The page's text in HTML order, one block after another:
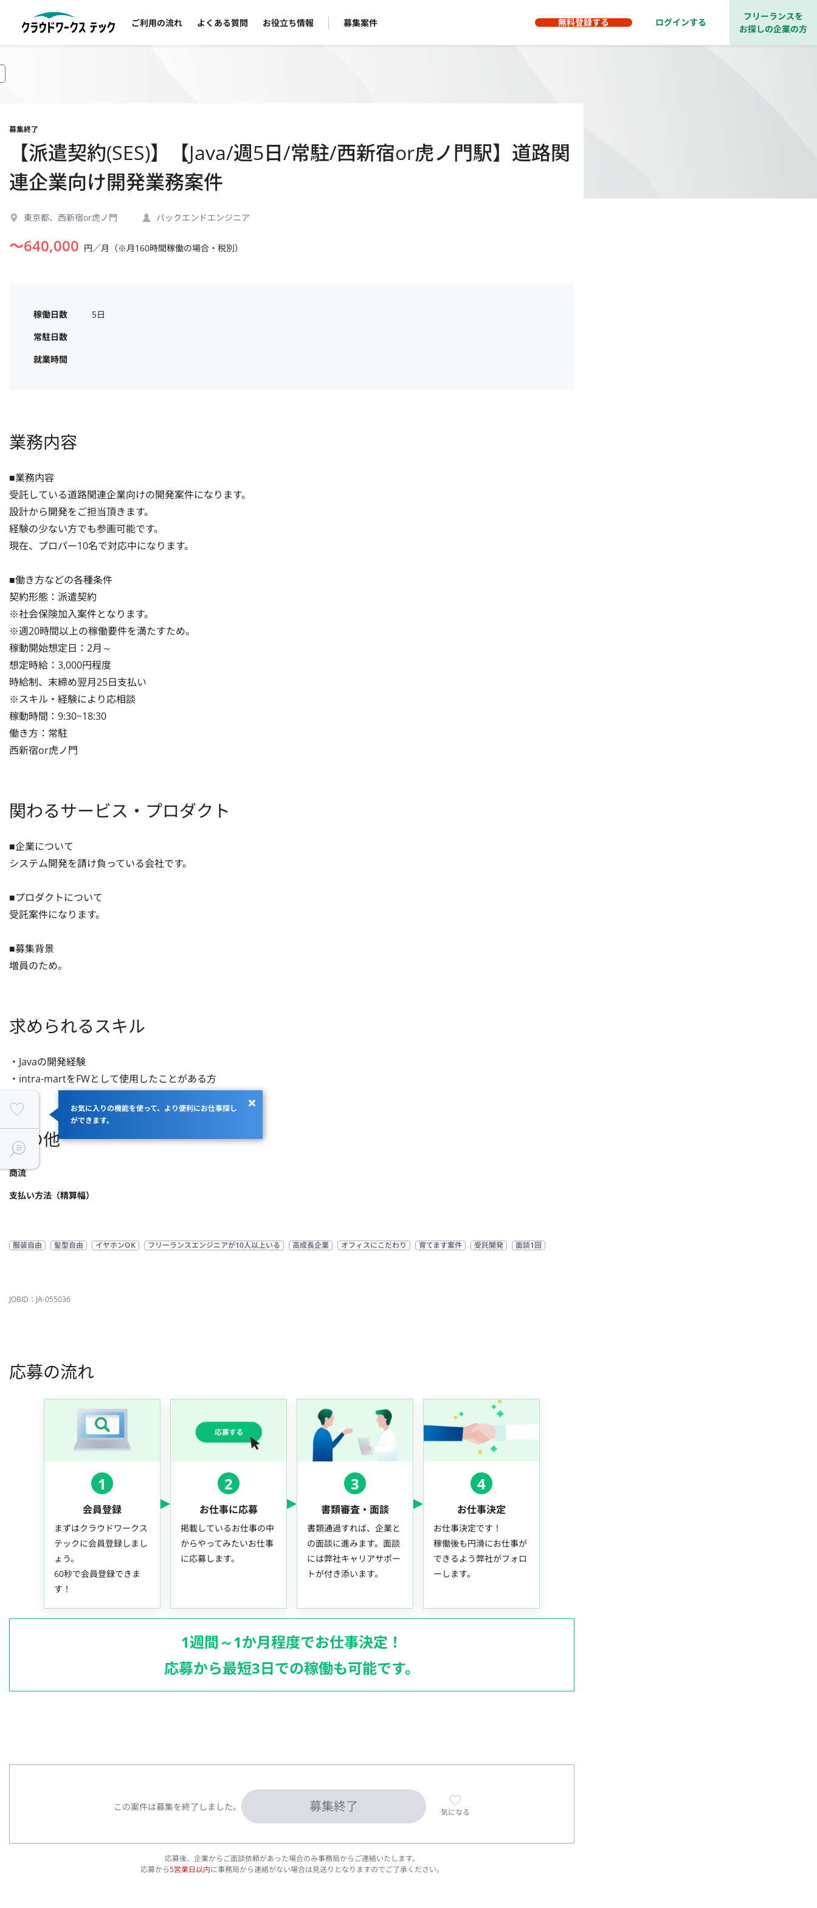
ご利用の流れ よくある質問 お役立ち情報 募集案件 無料登録する ログインする
フリーランスを
お探しの企業の方
お気に入りの機能を使って、より便利にお仕事探し
ができます。
募集終了
【派遣契約(SES)】【Java/週5日/常駐/西新宿or虎ノ門駅】道路関
連企業向け開発業務案件
東京都、西新宿or虎ノ門 バックエンドエンジニア
〜640,000 円／月（※月160時間稼働の場合・税別）
稼働日数
5日
常駐日数
就業時間
業務内容
■業務内容
受託している道路関連企業向けの開発案件になります。
設計から開発をご担当頂きます。
経験の少ない方でも参画可能です。
現在、プロパー10名で対応中になります。
■働き方などの各種条件
契約形態：派遣契約
※社会保険加入案件となります。
※週20時間以上の稼働要件を満たすため。
稼動開始想定日：2月～
想定時給：3,000円程度
時給制、末締め翌月25日支払い
※スキル・経験により応相談
稼動時間：9:30~18:30
働き方：常駐
西新宿or虎ノ門
関わるサービス・プロダクト
■企業について
システム開発を請け負っている会社です。
■プロダクトについて
受託案件になります。
■募集背景
増員のため。
求められるスキル
・Javaの開発経験
・intra-martをFWとして使用したことがある方
その他
商流
支払い方法（精算幅）
服装自由 髪型自由 イヤホンOK フリーランスエンジニアが10人以上いる 高成長企業 オフィスにこだわり 育てます案件 受託開発 面談1回
JOBID：JA-055036
応募の流れ
1
会員登録
まずはクラウドワークス
テックに会員登録しまし
ょう。
60秒で会員登録できま
す！
2
お仕事に応募
掲載しているお仕事の中
からやってみたいお仕事
に応募します。
3
書類審査・面談
書類通過すれば、企業と
の面談に進みます。面談
には弊社キャリアサポー
トが付き添います。
4
お仕事決定
お仕事決定です！
稼働後も円滑にお仕事が
できるよう弊社がフォロ
ーします。
1週間～1か月程度でお仕事決定！
応募から最短3日での稼働も可能です。
この案件は募集を終了しました。 募集終了 気になる
応募後、企業からご面談依頼があった場合のみ事務局からご連絡いたします。
応募から5営業日以内に事務局から連絡がない場合は見送りとなりますのでご了承ください。